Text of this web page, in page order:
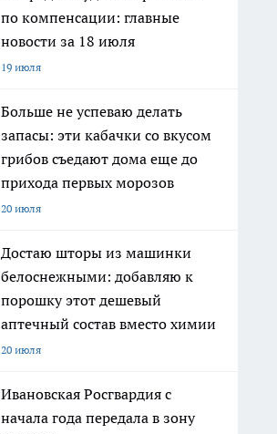
по компенсации: главные
новости за 18 июля
19 июля
Больше не успеваю делать
запасы: эти кабачки со вкусом
грибов съедают дома еще до
прихода первых морозов
20 июля
Достаю шторы из машинки
белоснежными: добавляю к
порошку этот дешевый
аптечный состав вместо химии
20 июля
Ивановская Росгвардия с
начала года передала в зону